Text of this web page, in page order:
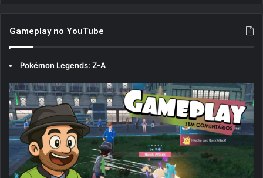
Gameplay no YouTube
Pokémon Legends: Z-A